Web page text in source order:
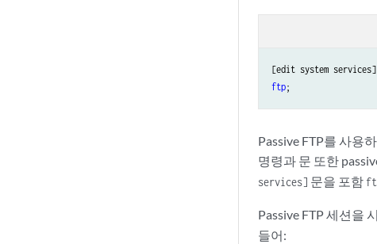
ftp;
Passive FTP를 사용
명령과 문 또한
services] 문을 포함
Passive FTP 세션을
들어: